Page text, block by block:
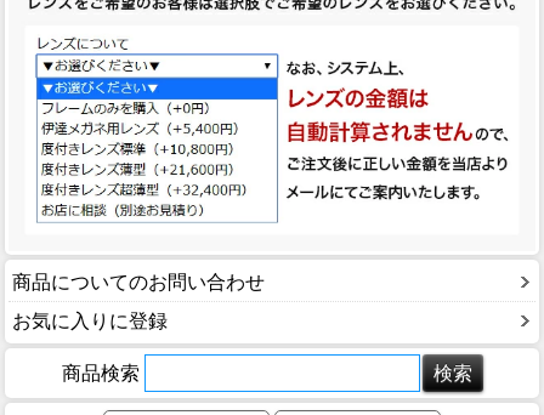
商品についてのお問い合わせ
お気に入りに登録
商品検索